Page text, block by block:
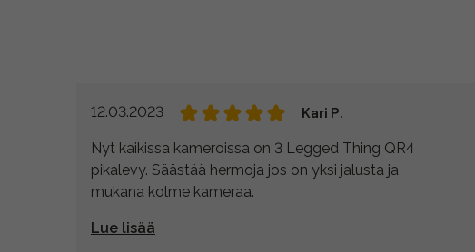
12.03.2023 Kari P.
Nyt kaikissa kameroissa on 3 Legged Thing QR4
pikalevy. Säästää hermoja jos on yksi jalusta ja
mukana kolme kameraa.
Lue lisää